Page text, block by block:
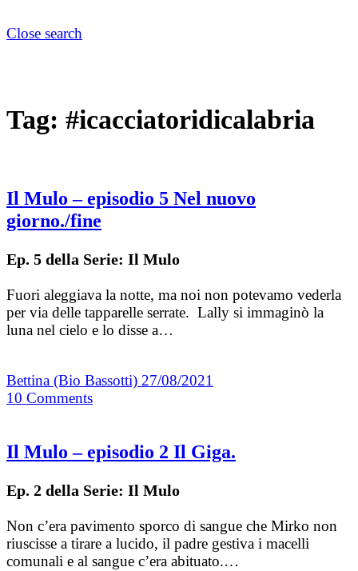
Close search
Tag: #icacciatoridicalabria
Il Mulo – episodio 5 Nel nuovo
giorno./fine
Ep. 5 della Serie: Il Mulo
Fuori aleggiava la notte, ma noi non potevamo vederla
per via delle tapparelle serrate. Lally si immaginò la
luna nel cielo e lo disse a…
Bettina (Bio Bassotti) 27/08/2021
10 Comments
Il Mulo – episodio 2 Il Giga.
Ep. 2 della Serie: Il Mulo
Non c’era pavimento sporco di sangue che Mirko non
riuscisse a tirare a lucido, il padre gestiva i macelli
comunali e al sangue c’era abituato.…